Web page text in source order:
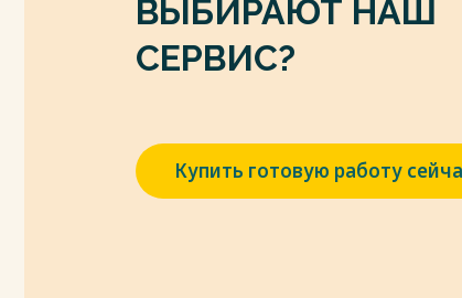
ВЫБИРАЮТ НАШ
СЕРВИС?
Купить готовую работу